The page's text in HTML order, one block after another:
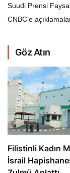
Suudi Prensi
CNBC’e
Göz Atın
Filistinli Kadın
İsrail